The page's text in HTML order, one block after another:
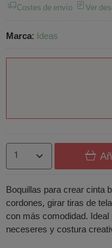
Costes de envío Ver
Marca: Ideas
Boquillas para crear cinta
cordones, girar tiras de
con más comodidad.
neceseres y costura